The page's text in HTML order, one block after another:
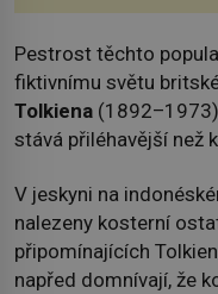
Pestrost těchto
fiktivnímu světu
Tolkiena
stává přiléhavější než
V jeskyni na
nalezeny kosterní
připomínajících
napřed domnívají, že